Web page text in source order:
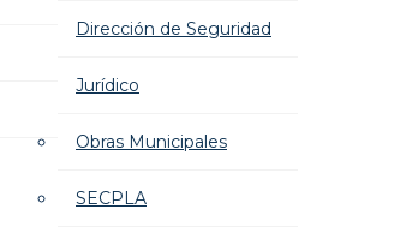
Dirección de Seguridad
Jurídico
Obras Municipales
SECPLA